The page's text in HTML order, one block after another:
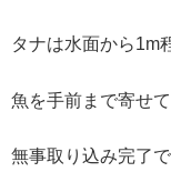
タナは水面から1m
魚を手前まで寄せ
無事取り込み完了で